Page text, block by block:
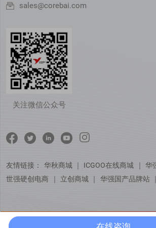
sales@corebai.com
关注微信公众号
友情链接： 华秋商城 ｜ ICGOO在线商城 华
世强硬创电商
立创商城 ｜ 华强国产品牌站
© Copyright 芯佰微电子（北京）有限公司